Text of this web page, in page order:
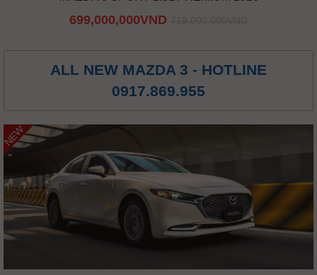
699,000,000VND
ALL NEW MAZDA 3 - HOTLINE
0917.869.955
NEW